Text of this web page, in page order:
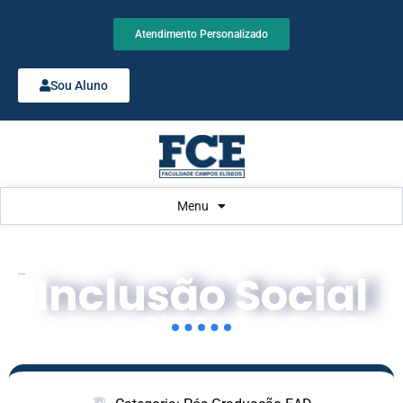
Atendimento Personalizado
Sou Aluno
Menu
Inclusão Social
Curso de Pós-Graduação EAD